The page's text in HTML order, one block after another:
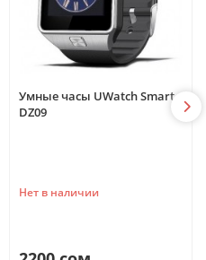
Умные часы UWatch Smart
DZ09
Нет в наличии